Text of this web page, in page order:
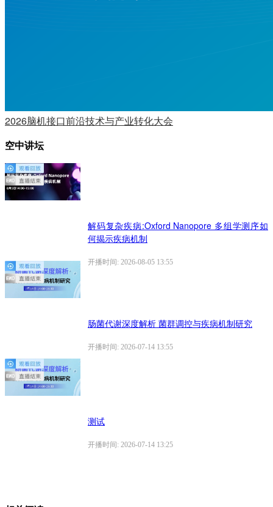
2026脑机接口前沿技术与产业转化大会
空中讲坛
解码复杂疾病:Oxford Nanopore 多组学测序如
何揭示疾病机制
开播时间: 2026-08-05 13:55
肠菌代谢深度解析 菌群调控与疾病机制研究
开播时间: 2026-07-14 13:55
测试
开播时间: 2026-07-14 13:25